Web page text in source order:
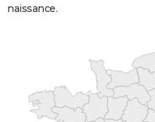
naissance.